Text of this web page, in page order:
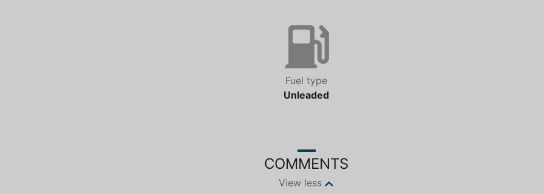
Fuel type
Unleaded
COMMENTS
View less